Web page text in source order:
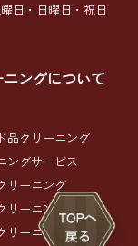
日・日曜日・祝日
ニングについて
品クリーニング
ングサービス
リーニング
ーニング
リーニング